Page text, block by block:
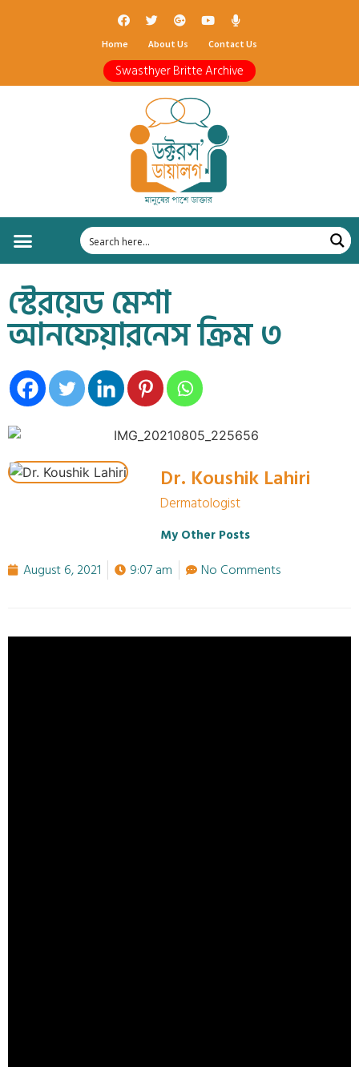
Home About Us Contact Us
Swasthyer Britte Archive
স্টেরয়েড মেশা
আনফেয়ারনেস ক্রিম ৩
Dr. Koushik Lahiri
Dermatologist
My Other Posts
August 6, 2021 9:07 am No Comments